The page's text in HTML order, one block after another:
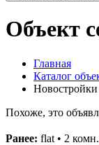
Объект
Главная
Каталог
Новостройки
Похоже, это
Ранее: flat • 2